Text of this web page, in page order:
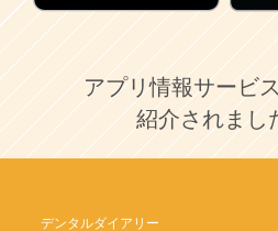
アプリ情報サービ
紹介されまし